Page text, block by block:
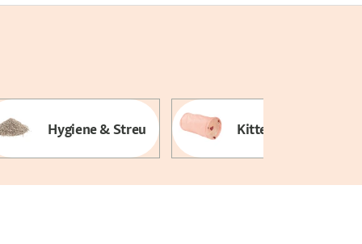
Hygiene & Streu Kittenspielzeug